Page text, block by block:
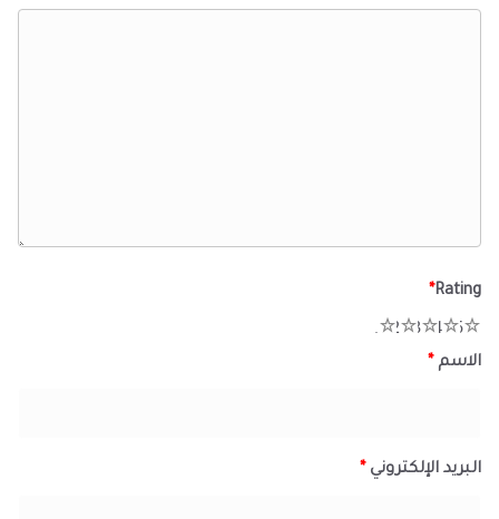
Rating
*
5
4
3
2
الاسم*
البريد الإلكتروني*